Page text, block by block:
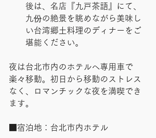
後は、名店『九戸茶語』にて、
九份の絶景を眺めながら美味し
い台湾郷土料理のディナーをご
堪能ください。
夜は台北市内のホテルへ専用車で
楽々移動。初日から移動のストレス
なく、ロマンチックな夜を満喫でき
ます。
■宿泊地：台北市内ホテル